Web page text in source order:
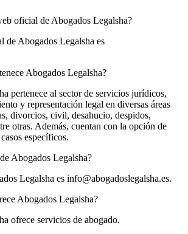
oficial de Abogados Legalsha?
de Abogados Legalsha es
Abogados Legalsha?
pertenece al sector de servicios jurídicos,
y representación legal en diversas áreas
divorcios, civil, desahucio, despidos,
otras. Además, cuentan con la opción de
específicos.
Abogados Legalsha?
Legalsha es info@abogadoslegalsha.es.
Abogados Legalsha?
ofrece servicios de abogado.